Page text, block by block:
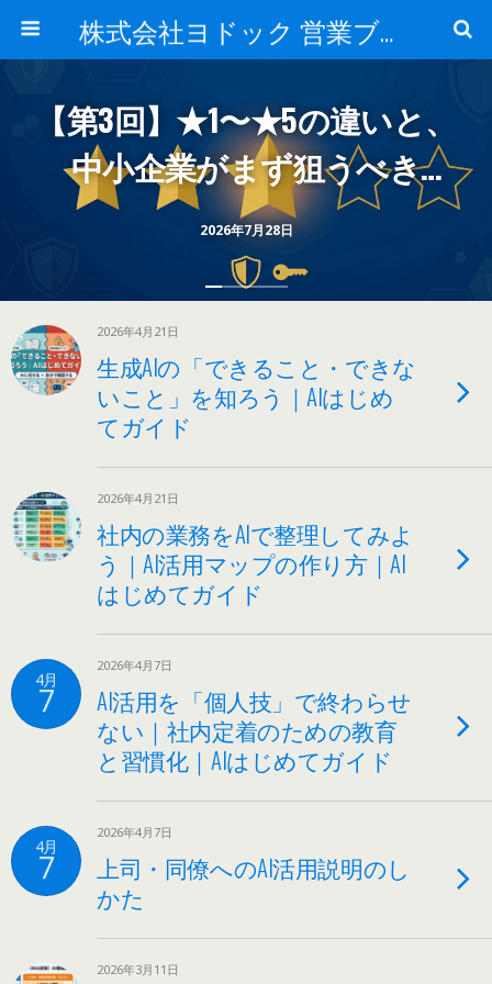
株式会社ヨドック 営業ブログ
2026年7月28日
【第3回】★1〜★5の違いと、
中小企業がまず狙うべき
「★3」
2026年4月21日
生成AIの「できること・できな
いこと」を知ろう｜AIはじめ
てガイド
2026年4月21日
社内の業務をAIで整理してみよ
う｜AI活用マップの作り方｜AI
はじめてガイド
4月
7
2026年4月7日
AI活用を「個人技」で終わらせ
ない｜社内定着のための教育
と習慣化｜AIはじめてガイド
4月
7
2026年4月7日
上司・同僚へのAI活用説明のし
かた
2026年3月11日